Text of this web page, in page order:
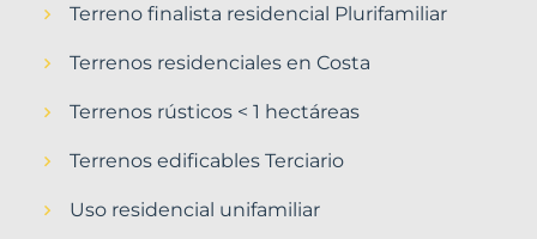
Terreno finalista residencial Plurifamiliar
Terrenos residenciales en Costa
Terrenos rústicos < 1 hectáreas
Terrenos edificables Terciario
Uso residencial unifamiliar